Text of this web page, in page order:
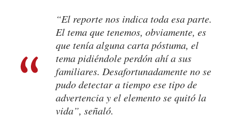
“El reporte nos indica toda esa parte.
El tema que tenemos, obviamente, es
que tenía alguna carta póstuma, el
tema pidiéndole perdón ahí a sus
familiares. Desafortunadamente no se
pudo detectar a tiempo ese tipo de
advertencia y el elemento se quitó la
vida”, señaló.